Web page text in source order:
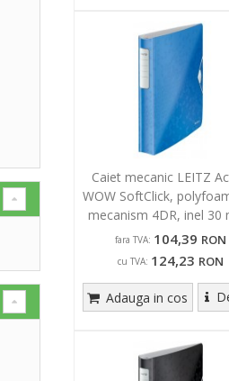
Caiet mecanic LEITZ
WOW SoftClick,
mecanism 4DR, inel 30
albastru
fara TVA: 104,39 RON
cu TVA: 124,23 RON
Adauga in cos